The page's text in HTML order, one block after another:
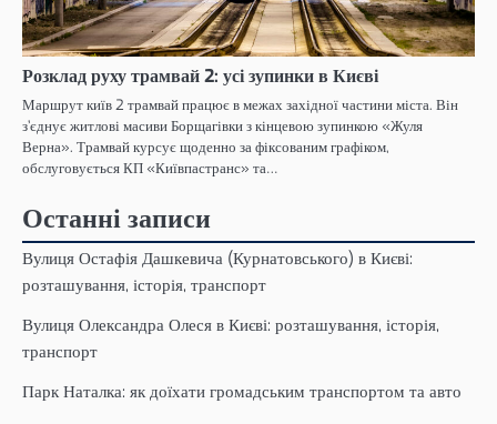
Розклад руху трамвай 2: усі зупинки в Києві
Маршрут київ 2 трамвай працює в межах західної частини міста. Він
з’єднує житлові масиви Борщагівки з кінцевою зупинкою «Жуля
Верна». Трамвай курсує щоденно за фіксованим графіком,
обслуговується КП «Київпастранс» та…
Останні записи
Вулиця Остафія Дашкевича (Курнатовського) в Києві:
розташування, історія, транспорт
Вулиця Олександра Олеся в Києві: розташування, історія,
транспорт
Парк Наталка: як доїхати громадським транспортом та авто